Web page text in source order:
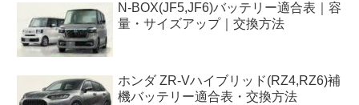
N-BOX(JF5,JF6)バッテリー適合表｜容
量・サイズアップ｜交換方法
ホンダ ZR-Vハイブリッド(RZ4,RZ6)補
機バッテリー適合表・交換方法